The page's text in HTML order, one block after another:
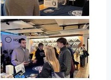
Show larger version